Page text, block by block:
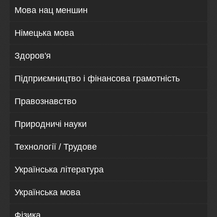
Мова нац меншин
Німецька мова
Здоров'я
Підприємництво і фінансова грамотність
Правознавство
Природничі науки
Технології / Трудове
Українська література
Українська мова